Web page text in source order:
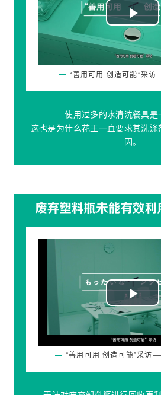
“善用可用 创造可能”采
使用过多的水清洗餐具是
这也是为什么花王一直要求其洗
因。
“善用可用 创造可能”采访